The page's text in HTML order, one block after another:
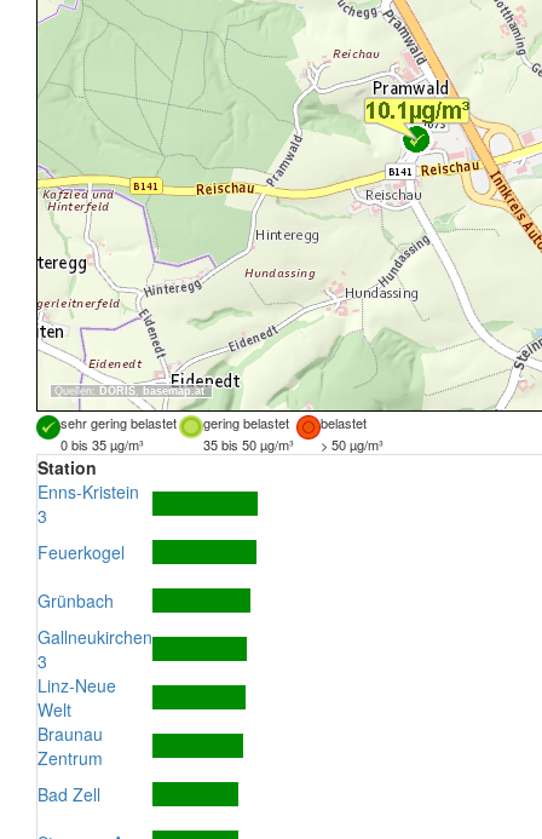
Quellen: DORIS, basemap.at
sehr gering belastet gering belastet
belastet
0 bis 35 µg/m³
35 bis 50 µg/m³ > 50 µg/m³
Station
Enns-Kristein
3
Feuerkogel
Grünbach
Gallneukirchen
3
Linz-Neue
Welt
Braunau
Zentrum
Bad Zell